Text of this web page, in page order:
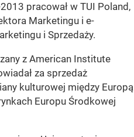
pracował w TUI Poland,
Marketingu i e-
i Sprzedaży.
z American Institute
za sprzedaż
kulturowej między Europą
Europu Środkowej